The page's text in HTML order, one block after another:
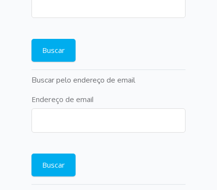
Buscar pelo endereço de email
Endereço de email